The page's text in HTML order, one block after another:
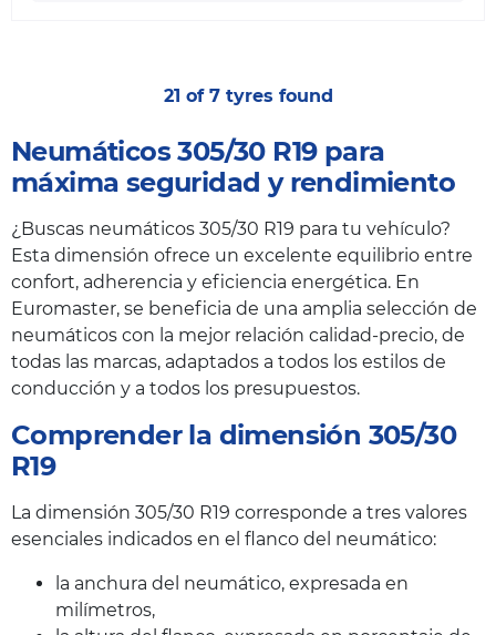
21 of 7 tyres found
Neumáticos 305/30 R19 para
máxima seguridad y rendimiento
¿Buscas neumáticos 305/30 R19 para tu vehículo?
Esta dimensión ofrece un excelente equilibrio entre
confort, adherencia y eficiencia energética. En
Euromaster, se beneficia de una amplia selección de
neumáticos con la mejor relación calidad-precio, de
todas las marcas, adaptados a todos los estilos de
conducción y a todos los presupuestos.
Comprender la dimensión 305/30
R19
La dimensión 305/30 R19 corresponde a tres valores
esenciales indicados en el flanco del neumático:
la anchura del neumático, expresada en
milímetros,